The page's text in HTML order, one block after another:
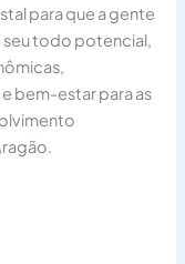
para que a gente
seu todo potencial,
bem-estar para as